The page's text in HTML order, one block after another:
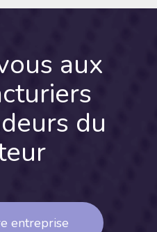
aux
du
entreprise